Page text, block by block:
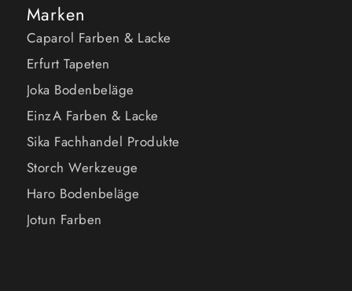
Marken
Caparol Farben & Lacke
Erfurt Tapeten
Joka Bodenbeläge
EinzA Farben & Lacke
Sika Fachhandel Produkte
Storch Werkzeuge
Haro Bodenbeläge
Jotun Farben